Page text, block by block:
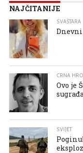
NAJČITANIJE
SVAŠTARA
Dnevni
CRNA
Ovo je
SVIJET